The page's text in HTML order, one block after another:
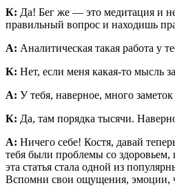
К: Да! Бег же — это медитация и
правильный вопрос и находишь
А: Аналитическая такая работа у
К: Нет, если меня какая-то мысль
А: У тебя, наверное, много
К: Да, там порядка тысячи.
А: Ничего себе! Костя, давай
тебя были проблемы со
эта статья стала одной из
Вспомни свои ощущения, эмоции,